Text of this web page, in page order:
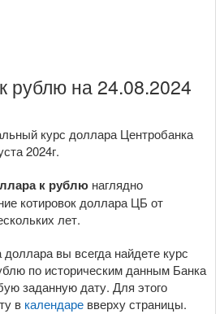
рублю на 24.08.2024
курс доллара Центробанка
2024г.
к рублю наглядно
котировок доллара ЦБ от
лет.
вы всегда найдете курс
по историческим данным Банка
заданную дату. Для этого
в календаре вверху страницы.